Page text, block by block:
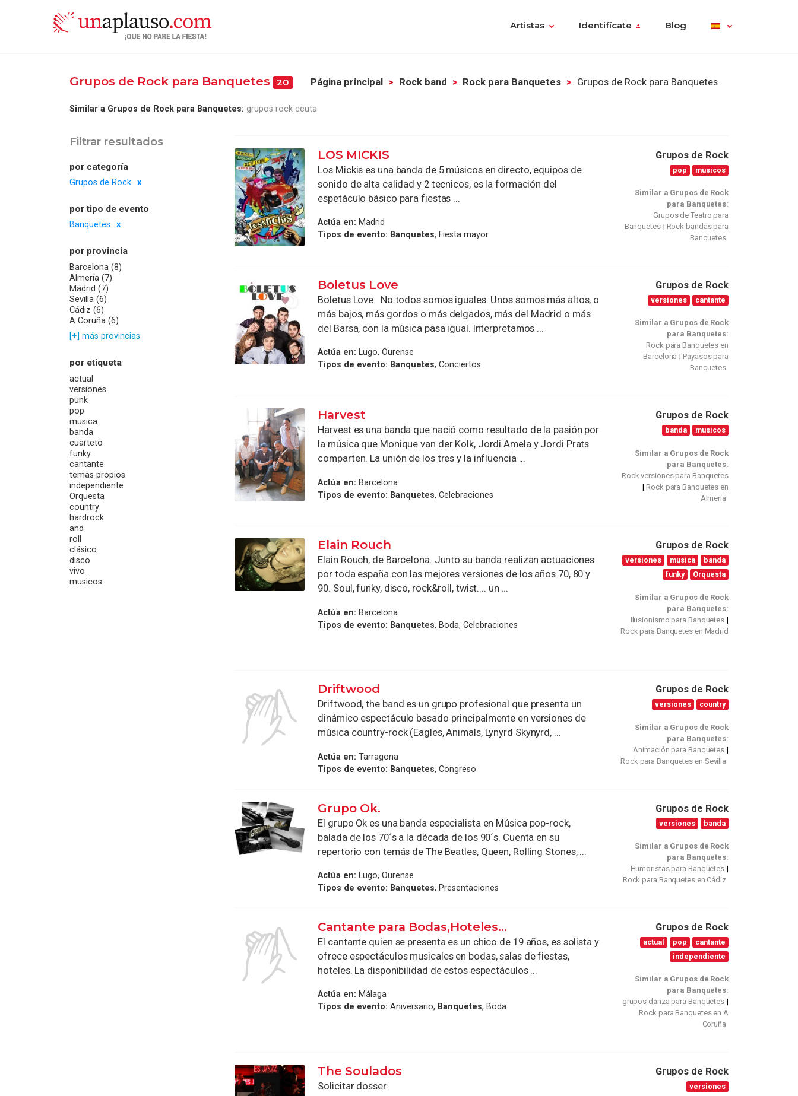
Artistas Identifícate Blog
Grupos de Rock para Banquetes 20 Página principal Rock band Rock para Banquetes Grupos de Rock para Banquetes
Similar a Grupos de Rock para Banquetes: grupos rock ceuta
Filtrar resultados
por categoría
Grupos de Rock
por tipo de evento
Banquetes
por provincia
Barcelona (8)
Almería (7)
Madrid (7)
Sevilla (6)
Cádiz (6)
A Coruña (6)
[+] más provincias
por etiqueta
actual
versiones
punk
pop
musica
banda
cuarteto
funky
cantante
temas propios
independiente
Orquesta
country
hardrock
and
roll
clásico
disco
vivo
musicos
LOS MICKIS
Los Mickis es una banda de 5 músicos en directo, equipos de
sonido de alta calidad y 2 tecnicos, es la formación del
espetáculo básico para fiestas ...
Actúa en: Madrid
Tipos de evento: Banquetes, Fiesta mayor
Grupos de Rock
pop musicos
Similar a Grupos de Rock
para Banquetes:
Grupos de Teatro para
Banquetes
Rock bandas para
Banquetes
Boletus Love
Boletus Love No todos somos iguales. Unos somos más altos, o
más bajos, más gordos o más delgados, más del Madrid o más
del Barsa, con la música pasa igual. Interpretamos ...
Actúa en: Lugo, Ourense
Tipos de evento: Banquetes, Conciertos
Grupos de Rock
versiones cantante
Similar a Grupos de Rock
para Banquetes:
Rock para Banquetes en
Barcelona
Payasos para
Banquetes
Harvest
Harvest es una banda que nació como resultado de la pasión por
la música que Monique van der Kolk, Jordi Amela y Jordi Prats
comparten. La unión de los tres y la influencia ...
Actúa en: Barcelona
Tipos de evento: Banquetes, Celebraciones
Grupos de Rock
banda musicos
Similar a Grupos de Rock
para Banquetes:
Rock versiones para Banquetes
Rock para Banquetes en
Almería
Elain Rouch
Elain Rouch, de Barcelona. Junto su banda realizan actuaciones
por toda españa con las mejores versiones de los años 70, 80 y
90. Soul, funky, disco, rock&roll, twist.... un ...
Actúa en: Barcelona
Tipos de evento: Banquetes, Boda, Celebraciones
Grupos de Rock
versiones musica
banda
funky
Orquesta
Similar a Grupos de Rock
para Banquetes:
Ilusionismo para Banquetes
Rock para Banquetes en Madrid
Driftwood
Driftwood, the band es un grupo profesional que presenta un
dinámico espectáculo basado principalmente en versiones de
música country-rock (Eagles, Animals, Lynyrd Skynyrd, ...
Actúa en: Tarragona
Tipos de evento: Banquetes, Congreso
Grupos de Rock
versiones country
Similar a Grupos de Rock
para Banquetes:
Animación para Banquetes
Rock para Banquetes en Sevilla
Grupo Ok.
El grupo Ok es una banda especialista en Música pop-rock,
balada de los 70´s a la década de los 90´s. Cuenta en su
repertorio con temás de The Beatles, Queen, Rolling Stones, ...
Actúa en: Lugo, Ourense
Tipos de evento: Banquetes, Presentaciones
Grupos de Rock
versiones banda
Similar a Grupos de Rock
para Banquetes:
Humoristas para Banquetes
Rock para Banquetes en Cádiz
Cantante para Bodas,Hoteles...
El cantante quien se presenta es un chico de 19 años, es solista y
ofrece espectáculos musicales en bodas, salas de fiestas,
hoteles. La disponibilidad de estos espectáculos ...
Actúa en: Málaga
Tipos de evento: Aniversario, Banquetes, Boda
Grupos de Rock
actual pop
cantante
independiente
Similar a Grupos de Rock
para Banquetes:
grupos danza para Banquetes
Rock para Banquetes en A
Coruña
The Soulados
Solicitar dosser.
Grupos de Rock
versiones